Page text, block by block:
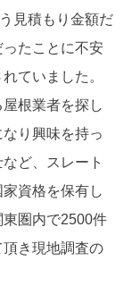
見積もり金額だ
たことに不安
ていました。
根業者を探し
り興味を持っ
ど、スレート
資格を保有し
圏内で2500件
き現地調査の